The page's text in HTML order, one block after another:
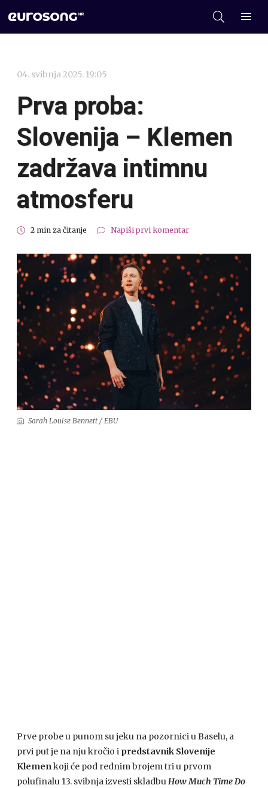
04. svibnja 2025. 19:05
Prva proba:
Slovenija – Klemen
zadržava intimnu
atmosferu
2 min za čitanje Napiši prvi komentar
Sarah Louise Bennett / EBU
Prve probe u punom su jeku na pozornici u Baselu, a
prvi put je na nju kročio i predstavnik Slovenije
Klemenkoji će pod rednim brojem tri u prvom
polufinalu 13. svibnja izvesti skladbuHow Much Time Do